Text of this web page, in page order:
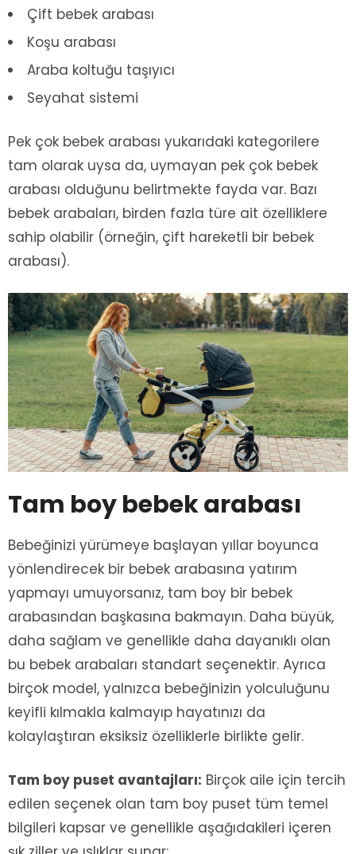
Çift bebek arabası
Koşu arabası
Araba koltuğu taşıyıcı
Seyahat sistemi
Pek çok bebek arabası yukarıdaki kategorilere
tam olarak uysa da, uymayan pek çok bebek
arabası olduğunu belirtmekte fayda var. Bazı
bebek arabaları, birden fazla türe ait özelliklere
sahip olabilir (örneğin, çift hareketli bir bebek
arabası).
Tam boy bebek arabası
Bebeğinizi yürümeye başlayan yıllar boyunca
yönlendirecek bir bebek arabasına yatırım
yapmayı umuyorsanız, tam boy bir bebek
arabasından başkasına bakmayın. Daha büyük,
daha sağlam ve genellikle daha dayanıklı olan
bu bebek arabaları standart seçenektir. Ayrıca
birçok model, yalnızca bebeğinizin yolculuğunu
keyifli kılmakla kalmayıp hayatınızı da
kolaylaştıran eksiksiz özelliklerle birlikte gelir.
Tam boy puset avantajları: Birçok aile için tercih
edilen seçenek olan tam boy puset tüm temel
bilgileri kapsar ve genellikle aşağıdakileri içeren